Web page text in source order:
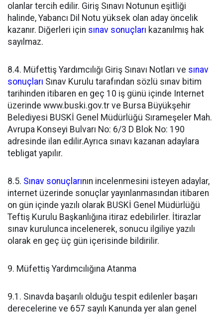
olanlar tercih edilir. Giriş Sınavı Notunun eşitliği
halinde, Yabancı Dil Notu yüksek olan aday öncelik
kazanır. Diğerleri için sınav sonuçları kazanılmış hak
sayılmaz.
8.4. Müfettiş Yardımcılığı Giriş Sınavı Notları ve sınav
sonuçları Sınav Kurulu tarafından sözlü sınav bitim
tarihinden itibaren en geç 10 iş günü içinde Internet
üzerinde www.buski.gov.tr ve Bursa Büyükşehir
Belediyesi BUSKİ Genel Müdürlüğü Sırameşeler Mah.
Avrupa Konseyi Bulvarı No: 6/3 D Blok No: 190
adresinde ilan edilir.Ayrıca sınavı kazanan adaylara
tebligat yapılır.
8.5. Sınav sonuçlarının incelenmesini isteyen adaylar,
internet üzerinde sonuçlar yayınlanmasından itibaren
on gün içinde yazılı olarak BUSKİ Genel Müdürlüğü
Teftiş Kurulu Başkanlığına itiraz edebilirler. İtirazlar
sınav kurulunca incelenerek, sonucu ilgiliye yazılı
olarak en geç üç gün içerisinde bildirilir.
9. Müfettiş Yardımcılığına Atanma
9.1. Sınavda başarılı olduğu tespit edilenler başarı
derecelerine ve 657 sayılı Kanunda yer alan genel